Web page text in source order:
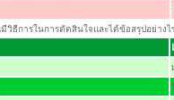
ธีการในการตัดสินใจและได้ข้อสรุปอย่างไ